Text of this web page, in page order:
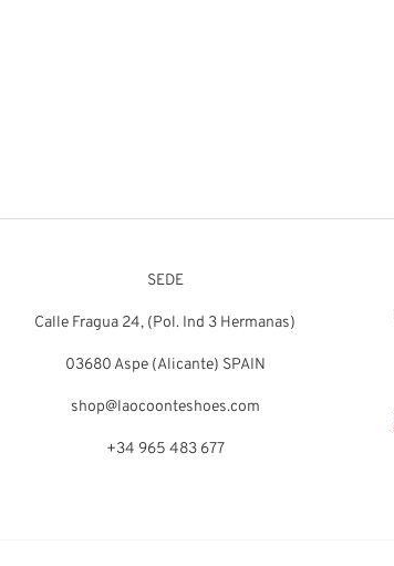
SEDE
Calle Fragua 24, (Pol. Ind 3 Hermanas)
03680 Aspe (Alicante) SPAIN
shop@laocoonteshoes.com
+34 965 483 677